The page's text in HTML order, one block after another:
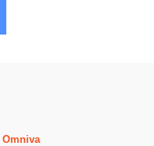
Omniva